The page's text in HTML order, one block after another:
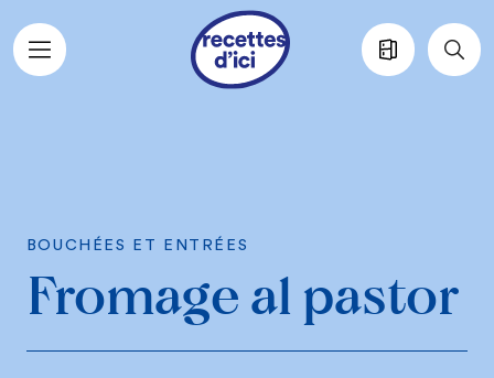
Aller au contenu principal
BOUCHÉES ET ENTRÉES
Fromage al pastor